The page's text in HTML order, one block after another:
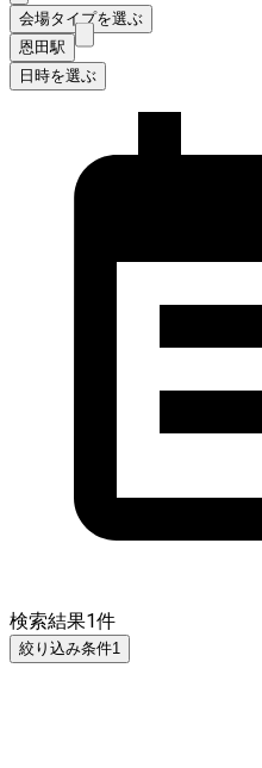
会場タイプを選ぶ
恩田駅
日時を選ぶ
検索結果1件
絞り込み条件1